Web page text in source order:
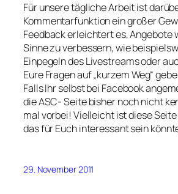
Für unsere tägliche Arbeit ist
Kommentarfunktion ein großer
Feedback erleichtert es, Angebote
Sinne zu verbessern, wie
Einpegeln des Livestreams oder
Eure Fragen auf „kurzem Weg“
Falls Ihr selbst bei Facebook
die ASC- Seite bisher noch nicht
mal vorbei! Vielleicht ist diese
das für Euch interessant sein
29. November 2011